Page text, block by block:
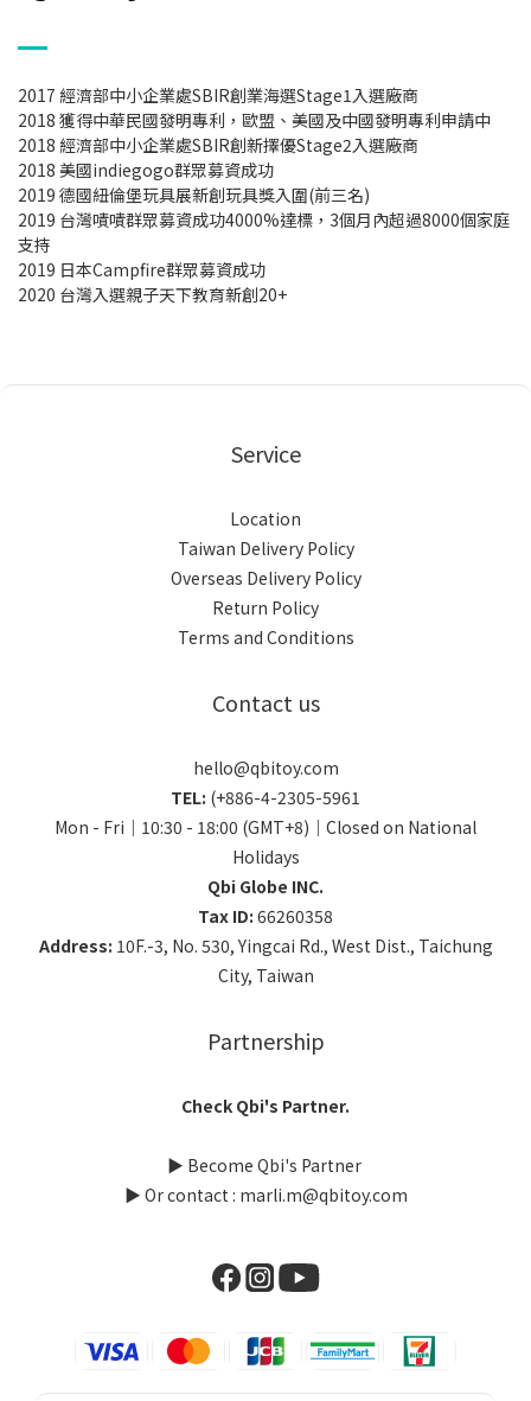
2017 經濟部中小企業處SBIR創業海選Stage1入選廠商
2018 獲得中華民國發明專利，歐盟、美國及中國發明專利申請中
2018 經濟部中小企業處SBIR創新擇優Stage2入選廠商
2018 美國indiegogo群眾募資成功
2019 德國紐倫堡玩具展新創玩具獎入圍(前三名)
2019 台灣嘖嘖群眾募資成功4000%達標，3個月內超過8000個家庭
支持
2019 日本Campfire群眾募資成功
2020 台灣入選親子天下教育新創20+
Service
Location
Taiwan Delivery Policy
Overseas Delivery Policy
Return Policy
Terms and Conditions
Contact us
hello@qbitoy.com
TEL: (+886-4-2305-5961
Mon - Fri｜10:30 - 18:00 (GMT+8)｜Closed on National
Holidays
Qbi Globe INC.
Tax ID: 66260358
Address: 10F.-3, No. 530, Yingcai Rd., West Dist., Taichung
City, Taiwan
Partnership
Check Qbi's Partner.
▶ Become Qbi's Partner
▶ Or contact : marli.m@qbitoy.com